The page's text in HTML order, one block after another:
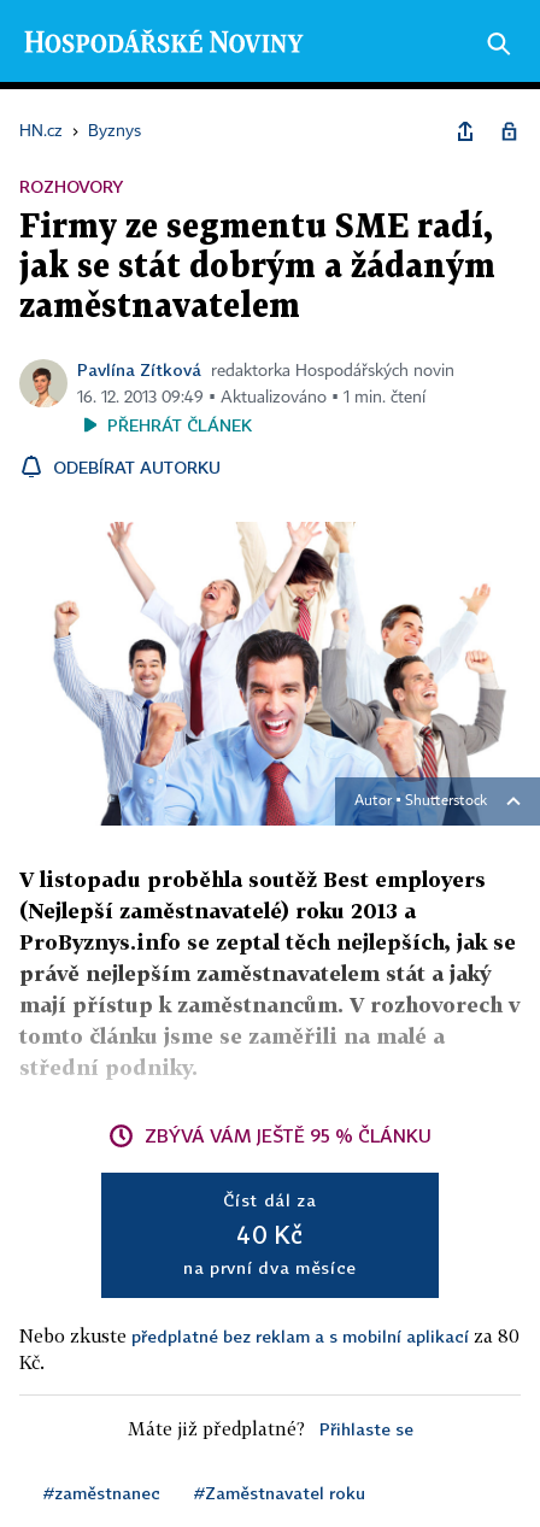
HN.cz › Byznys
ROZHOVORY
Firmy ze segmentu SME radí,
jak se stát dobrým a žádaným
zaměstnavatelem
Pavlína Zítková
redaktorka Hospodářských novin
16. 12. 2013 09:49 ▪ Aktualizováno ▪ 1 min. čtení
PŘEHRÁT ČLÁNEK
ODEBÍRAT AUTORKU
Autor ▪ Shutterstock
V listopadu proběhla soutěž Best employers
(Nejlepší zaměstnavatelé) roku 2013 a
ProByznys.info se zeptal těch nejlepších, jak se
právě nejlepším zaměstnavatelem stát a jaký
mají přístup k zaměstnancům. V rozhovorech v
tomto článku jsme se zaměřili na malé a
střední podniky.
ZBÝVÁ VÁM JEŠTĚ 95 % ČLÁNKU
Číst dál za
40 Kč
na první dva měsíce
Nebo zkuste předplatné bez reklam a s mobilní aplikací za 80
Kč.
Máte již předplatné? Přihlaste se
#zaměstnanec #Zaměstnavatel roku